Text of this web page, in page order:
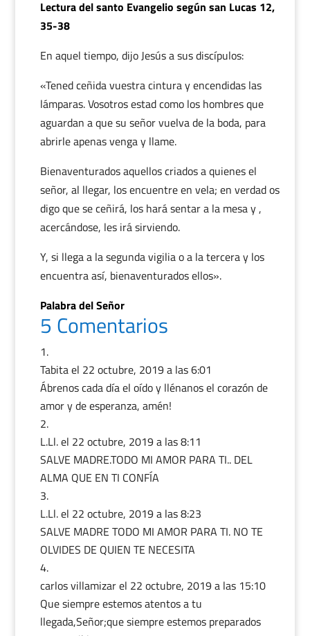
Lectura del santo Evangelio según san Lucas 12,
35-38
En aquel tiempo, dijo Jesús a sus discípulos:
«Tened ceñida vuestra cintura y encendidas las
lámparas. Vosotros estad como los hombres que
aguardan a que su señor vuelva de la boda, para
abrirle apenas venga y llame.
Bienaventurados aquellos criados a quienes el
señor, al llegar, los encuentre en vela; en verdad os
digo que se ceñirá, los hará sentar a la mesa y ,
acercándose, les irá sirviendo.
Y, si llega a la segunda vigilia o a la tercera y los
encuentra así, bienaventurados ellos».
Palabra del Señor
5 Comentarios
Tabitael 22 octubre, 2019 a las 6:01
Ábrenos cada día el oído y llénanos el corazón de
amor y de esperanza, amén!
L.Ll.el 22 octubre, 2019 a las 8:11
SALVE MADRE.TODO MI AMOR PARA TI.. DEL
ALMA QUE EN TI CONFÍA
L.Ll.el 22 octubre, 2019 a las 8:23
SALVE MADRE TODO MI AMOR PARA TI. NO TE
OLVIDES DE QUIEN TE NECESITA
carlos villamizarel 22 octubre, 2019 a las 15:10
Que siempre estemos atentos a tu
llegada,Señor;que siempre estemos preparados